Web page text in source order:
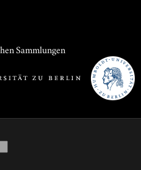
Sammlungen